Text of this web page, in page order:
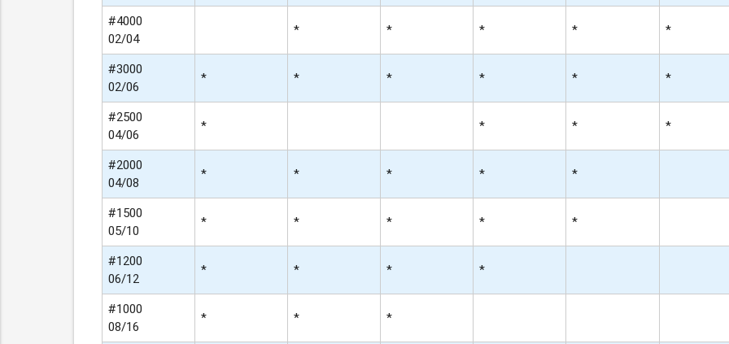
#4000
02/04
* * * * *
#3000
02/06
* * * * * *
#2500
04/06
* * * *
#2000
04/08
* * * * *
#1500
05/10
* * * * *
#1200
06/12
* * * *
#1000
08/16
* * *